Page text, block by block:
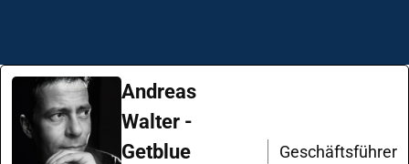
Andreas
Walter -
Getblue
Geschäftsführer